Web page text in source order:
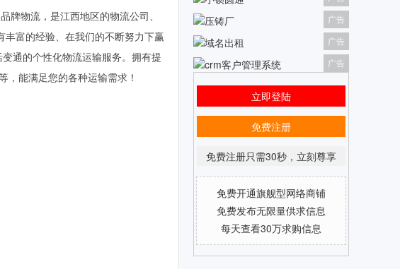
物流，是江西地区的物流公司、
富的经验、在我们的不断努力下赢
通的个性化物流运输服务。拥有提
能满足您的各种运输需求！
广告
广告
广告
立即登陆
免费注册
免费注册只需30秒，立刻尊享
免费开通旗舰型网络商铺
免费发布无限量供求信息
每天查看30万求购信息